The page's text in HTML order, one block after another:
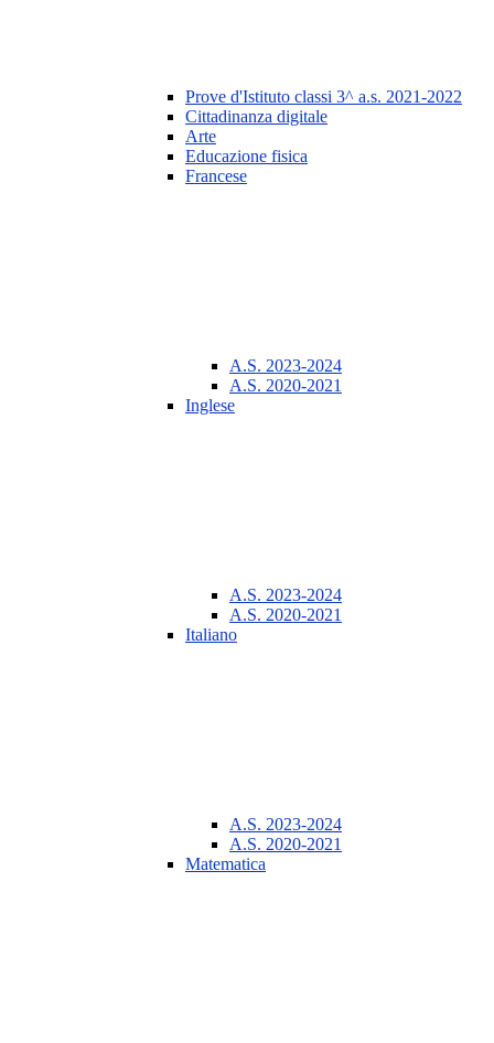
Prove d'Istituto classi 3^ a.s. 2021-2022
Cittadinanza digitale
Arte
Educazione fisica
Francese
A.S. 2023-2024
A.S. 2020-2021
Inglese
A.S. 2023-2024
A.S. 2020-2021
Italiano
A.S. 2023-2024
A.S. 2020-2021
Matematica